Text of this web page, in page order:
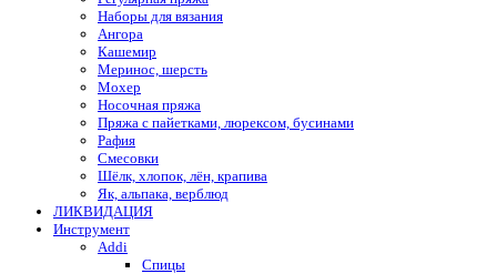
Наборы для вязания
Ангора
Кашемир
Меринос, шерсть
Мохер
Носочная пряжа
Пряжа с пайетками, люрексом, бусинами
Рафия
Смесовки
Шёлк, хлопок, лён, крапива
Як, альпака, верблюд
ЛИКВИДАЦИЯ
Инструмент
Addi
Спицы